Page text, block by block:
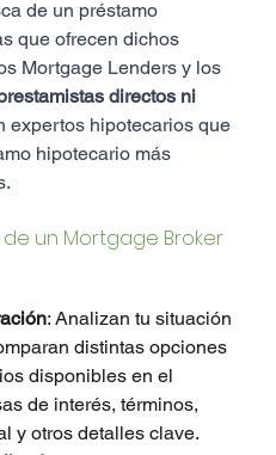
de un préstamo
que ofrecen dichos
Mortgage Lenders y los
directos ni
expertos hipotecarios que
hipotecario más
un Mortgage Broker
: Analizan tu situación
distintas opciones
disponibles en el
de interés, términos,
y otros detalles clave.